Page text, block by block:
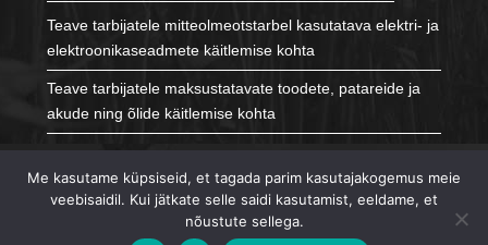
Teave tarbijatele mitteolmeotstarbel kasutatava elektri- ja
elektroonikaseadmete käitlemise kohta
Teave tarbijatele maksustatavate toodete, patareide ja
akude ning õlide käitlemise kohta
JÄLGI MEID
Me kasutame küpsiseid, et tagada parim kasutajakogemus meie
veebisaidil. Kui jätkate selle saidi kasutamist, eeldame, et
nõustute sellega.